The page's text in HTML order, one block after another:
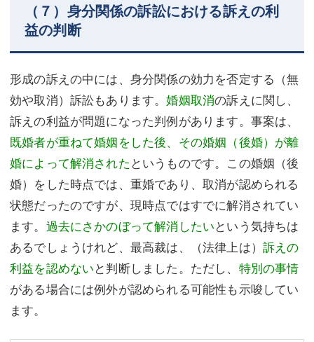
（７）身分関係の訴訟における訴えの利
益の判断
形成の訴えの中には、身分関係の効力を否定する（無
効や取消）訴訟もあります。婚姻取消の訴えに関し、
訴えの利益が問題になった判例があります。事案は、
既婚者が重ねて婚姻をした後、その婚姻（後婚）が離
婚によって解消された というものです。この婚姻（後
婚）をした時点では、重婚であり、取消が認められる
状態だったのですが、現時点ではすでに解消されてい
ます。 過去にさかのぼって解消したいという気持ちは
あるでしょうけれど、最高裁は、（法律上は） 訴えの
利益を認めないと判断しました。ただし、 特別の事情
がある場合には例外が認められる可能性も示唆してい
ます。